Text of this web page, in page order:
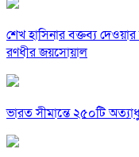
শেখ হাসিনার বক্তব্য
রণধীর জয়সোয়াল
ভারত সীমান্তে ২৫০টি